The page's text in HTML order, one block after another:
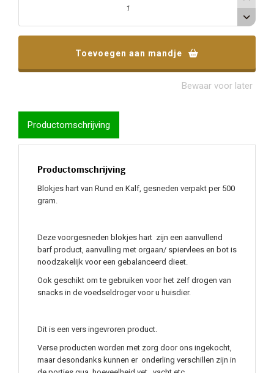
Toevoegen aan mandje
Toegevoegd aan mandjeBewaar voor later
Productomschrijving
Productomschrijving
Blokjes hart van Rund en Kalf, gesneden verpakt per 500
gram.
Deze voorgesneden blokjes hart zijn een aanvullend
barf product, aanvulling met orgaan/ spiervlees en bot is
noodzakelijk voor een gebalanceerd dieet.
Ook geschikt om te gebruiken voor het zelf drogen van
snacks in de voedseldroger voor u huisdier.
Dit is een vers ingevroren product.
Verse producten worden met zorg door ons ingekocht,
maar desondanks kunnen er onderling verschillen zijn in